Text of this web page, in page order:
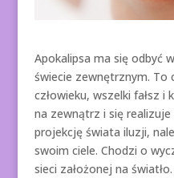
Apokalipsa ma się odbyć
świecie zewnętrznym. To
człowieku, wszelki fałsz
na zewnątrz i się
projekcję świata iluzji,
swoim ciele. Chodzi o
sieci założonej na